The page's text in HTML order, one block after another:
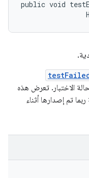
public void
الاختبار. تعرض هذه
تم إصدارها أثناء